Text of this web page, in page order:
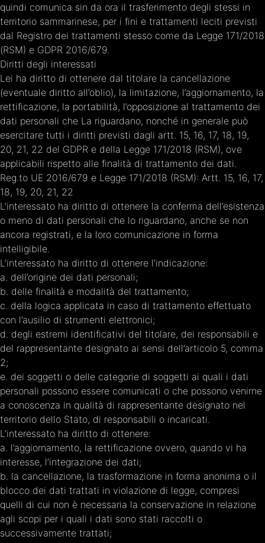
quindi comunica sin da ora il trasferimento degli stessi in
territorio sammarinese, per i fini e trattamenti leciti previsti
dal Registro dei trattamenti stesso come da Legge 171/2018
(RSM) e GDPR 2016/679.
Diritti degli interessati
Lei ha diritto di ottenere dal titolare la cancellazione
(eventuale diritto all’oblio), la limitazione, l’aggiornamento, la
rettificazione, la portabilità, l’opposizione al trattamento dei
dati personali che La riguardano, nonché in generale può
esercitare tutti i diritti previsti dagli artt. 15, 16, 17, 18, 19,
20, 21, 22 del GDPR e della Legge 171/2018 (RSM), ove
applicabili rispetto alle finalità di trattamento dei dati.
Reg.to UE 2016/679 e Legge 171/2018 (RSM): Artt. 15, 16, 17,
18, 19, 20, 21, 22
L’interessato ha diritto di ottenere la conferma dell’esistenza
o meno di dati personali che lo riguardano, anche se non
ancora registrati, e la loro comunicazione in forma
intelligibile.
L’interessato ha diritto di ottenere l’indicazione:
a. dell’origine dei dati personali;
b. delle finalità e modalità del trattamento;
c. della logica applicata in caso di trattamento effettuato
con l’ausilio di strumenti elettronici;
d. degli estremi identificativi del titolare, dei responsabili e
del rappresentante designato ai sensi dell’articolo 5, comma
2;
e. dei soggetti o delle categorie di soggetti ai quali i dati
personali possono essere comunicati o che possono venirne
a conoscenza in qualità di rappresentante designato nel
territorio dello Stato, di responsabili o incaricati.
L’interessato ha diritto di ottenere:
a. l’aggiornamento, la rettificazione ovvero, quando vi ha
interesse, l’integrazione dei dati;
b. la cancellazione, la trasformazione in forma anonima o il
blocco dei dati trattati in violazione di legge, compresi
quelli di cui non è necessaria la conservazione in relazione
agli scopi per i quali i dati sono stati raccolti o
successivamente trattati;